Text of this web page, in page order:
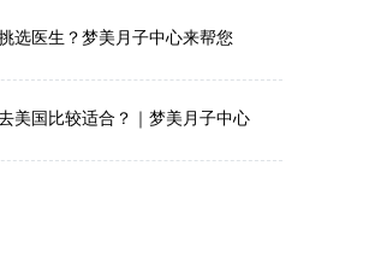
选医生？梦美月子中心来帮您
美国比较适合？｜梦美月子中心